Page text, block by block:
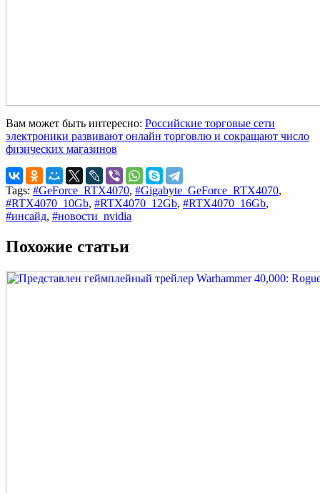
Вам может быть интересно: Российские торговые сети
электроники развивают онлайн торговлю и сокращают число
физических магазинов
Tags: #GeForce_RTX4070, #Gigabyte_GeForce_RTX4070,
#RTX4070_10Gb, #RTX4070_12Gb, #RTX4070_16Gb,
#инсайд, #новости_nvidia
Похожие статьи